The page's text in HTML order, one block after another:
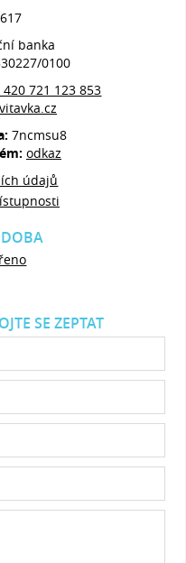
banka
0100
420 721 123 853
7ncmsu8
odkaz
údajů
SE ZEPTAT